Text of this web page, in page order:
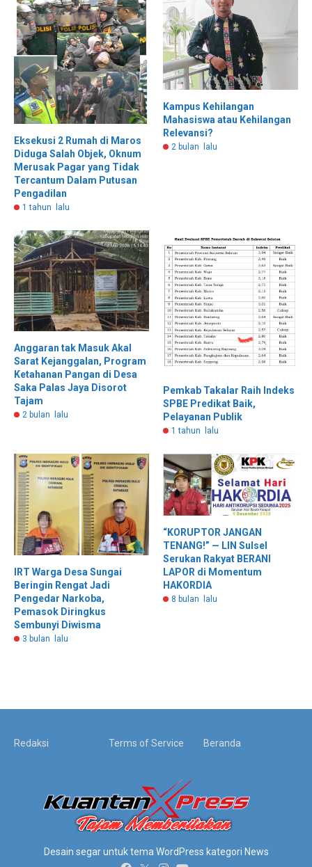
Eksekusi 2 Rumah di Maros
Diduga Salah Objek, Oknum
Merusak Pagar yang Tidak
Tercantum Dalam Putusan
Pengadilan
1 tahun lalu
Kampus Kehilangan
Mahasiswa atau Kehilangan
Relevansi?
2 bulan lalu
Anggaran tak Masuk Akal
Sarat Kejanggalan, Program
Ketahanan Pangan di Desa
Saka Palas Jaya Disorot
Tajam
2 bulan lalu
Pemkab Takalar Raih Indeks
SPBE Predikat Baik,
Pelayanan Publik
1 tahun lalu
IRT Warga Desa Sungai
Beringin Rengat Jadi
Pengedar Narkoba,
Pemasok Diringkus
Sembunyi Diwisma
3 bulan lalu
“KORUPTOR JANGAN
TENANG!” — LIN Sulsel
Serukan Rakyat BERANI
LAPOR di Momentum
HAKORDIA
8 bulan lalu
Redaksi Terms of Service Beranda
Desain segar untuk tema WordPress kategori News